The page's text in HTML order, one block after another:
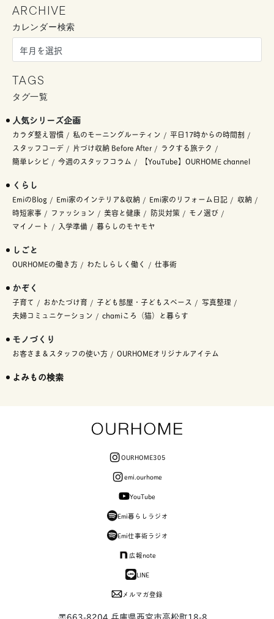
ARCHIVE
カレンダー検索
TAGS
タグ一覧
人気シリーズ企画
カラダ整え習慣 私のモーニングルーティン
平日17時からの時間割
スタッフコーデ
片づけ収納 Before After
ラクする旅テク
簡単レシピ
今週のスタッフコラム 【YouTube】OURHOME channel
くらし
EmiのBlog Emi家のインテリア&収納 Emi家のリフォーム日記
収納
時短家事
ファッション 美容と健康 防災対策
モノ選び
マイノート
入学準備 暮らしのモヤモヤ
しごと
OURHOMEの働き方 わたしらしく働く 仕事術
かぞく
子育て おかたづけ育 子ども部屋・子どもスペース
写真整理
夫婦コミュニケーション
chamiころ（猫）と暮らす
モノづくり
お客さま＆スタッフの使い方 OURHOMEオリジナルアイテム
よみもの検索
OURHOME305
emi.ourhome
YouTube
Emi暮らしラジオ
Emi仕事術ラジオ
広報note
LINE
メルマガ登録